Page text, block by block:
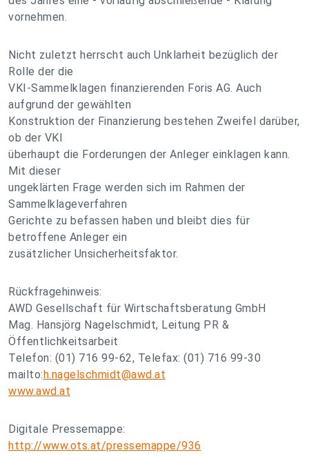
vornehmen.
Nicht zuletzt herrscht auch Unklarheit bezüglich der
Rolle der die
VKI-Sammelklagen finanzierenden Foris AG. Auch
aufgrund der gewählten
Konstruktion der Finanzierung bestehen Zweifel darüber,
ob der VKI
überhaupt die Forderungen der Anleger einklagen kann.
Mit dieser
ungeklärten Frage werden sich im Rahmen der
Sammelklageverfahren
Gerichte zu befassen haben und bleibt dies für
betroffene Anleger ein
zusätzlicher Unsicherheitsfaktor.
Rückfragehinweis:
AWD Gesellschaft für Wirtschaftsberatung GmbH
Mag. Hansjörg Nagelschmidt, Leitung PR &
Öffentlichkeitsarbeit
Telefon: (01) 716 99-62, Telefax: (01) 716 99-30
mailto:h.nagelschmidt@awd.at
www.awd.at
Digitale Pressemappe:
http://www.ots.at/pressemappe/936